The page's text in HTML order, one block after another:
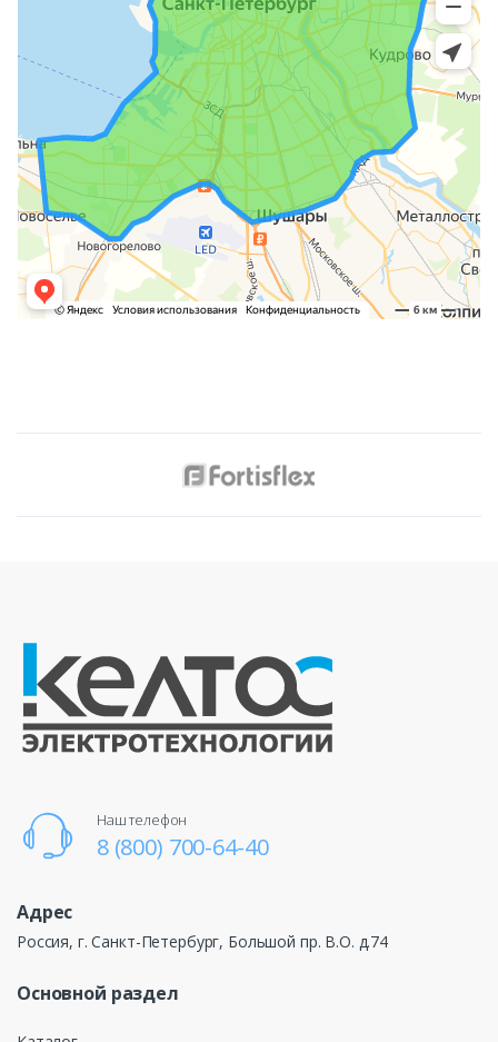
Наш телефон
8 (800) 700-64-40
Адрес
Россия, г. Санкт-Петербург, Большой пр. В.О. д.74
Основной раздел